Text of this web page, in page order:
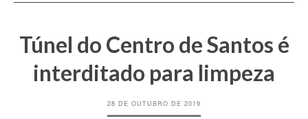
Túnel do Centro de Santos é
interditado para limpeza
28 DE OUTUBRO DE 2019